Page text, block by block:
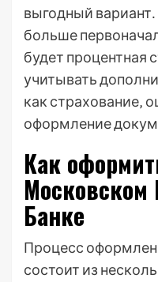
выгодный
больше
будет процентная
учитывать
как страхование‚
оформление
Как
Московском
Банке
Процесс
состоит из